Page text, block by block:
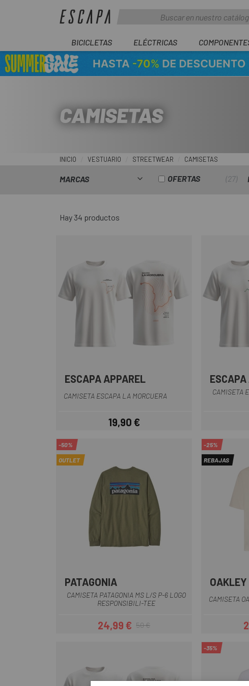
BICICLETAS ELÉCTRICAS
CAMISETAS
INICIO VESTUARIO STREETWEAR CAMISETAS
MARCAS OFERTAS 27
Hay 34 productos
Blanco-Naranja
ESCAPA APPAREL
CAMISETA ESCAPA LA MORCUERA
Precio
19,90 €
CAMISETA
-50%
OUTLET
PATAGONIA
CAMISETA PATAGONIA MS L/S P-6 LOGO
RESPONSIBILI-TEE
Precio
24,99 €Precio regular
50 €
-25%
REBAJAS
OAKLEY
CAMISETA
-35%